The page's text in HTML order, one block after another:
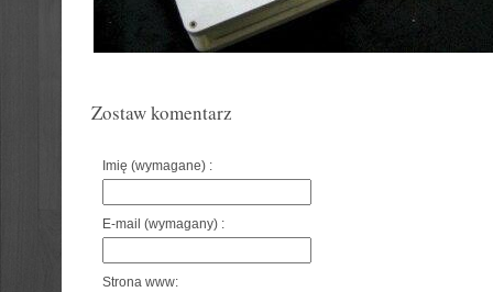
Zostaw komentarz
Imię (wymagane) :
E-mail (wymagany) :
Strona www: